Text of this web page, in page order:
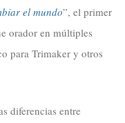
el mundo”, el primer
orador en múltiples
para Trimaker y otros
diferencias entre